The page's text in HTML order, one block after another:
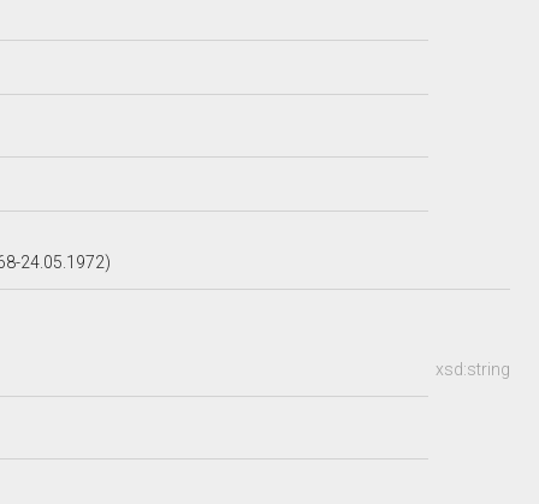
24.05.1972)
xsd:string